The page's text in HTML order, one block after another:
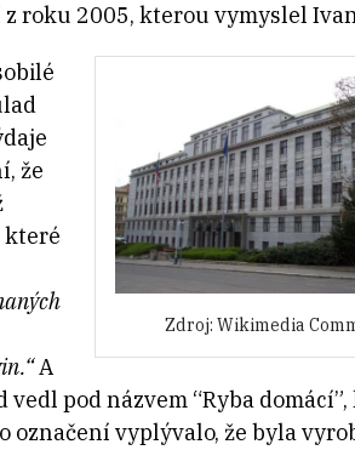
roku 2005, kterou vymyslel
Zdroj: Wikimedia
že
které
A
pod názvem “Ryba
vyplývalo, že byla